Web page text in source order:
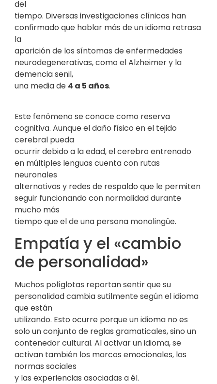
del
tiempo. Diversas investigaciones clínicas han
confirmado que hablar más de un idioma retrasa
la
aparición de los síntomas de enfermedades
neurodegenerativas, como el Alzheimer y la
demencia senil,
una media de 4 a 5 años.
Este fenómeno se conoce como reserva
cognitiva. Aunque el daño físico en el tejido
cerebral pueda
ocurrir debido a la edad, el cerebro entrenado
en múltiples lenguas cuenta con rutas
neuronales
alternativas y redes de respaldo que le permiten
seguir funcionando con normalidad durante
mucho más
tiempo que el de una persona monolingüe.
Empatía y el «cambio
de personalidad»
Muchos políglotas reportan sentir que su
personalidad cambia sutilmente según el idioma
que están
utilizando. Esto ocurre porque un idioma no es
solo un conjunto de reglas gramaticales, sino un
contenedor cultural. Al activar un idioma, se
activan también los marcos emocionales, las
normas sociales
y las experiencias asociadas a él.